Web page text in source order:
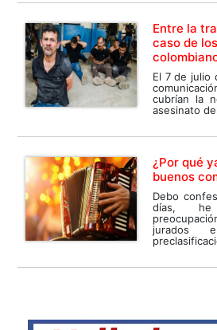
Entre la
caso de
El 7 de julio
cubrían la
asesinato
¿Por qué
buenos
Debo
días, he
jurados